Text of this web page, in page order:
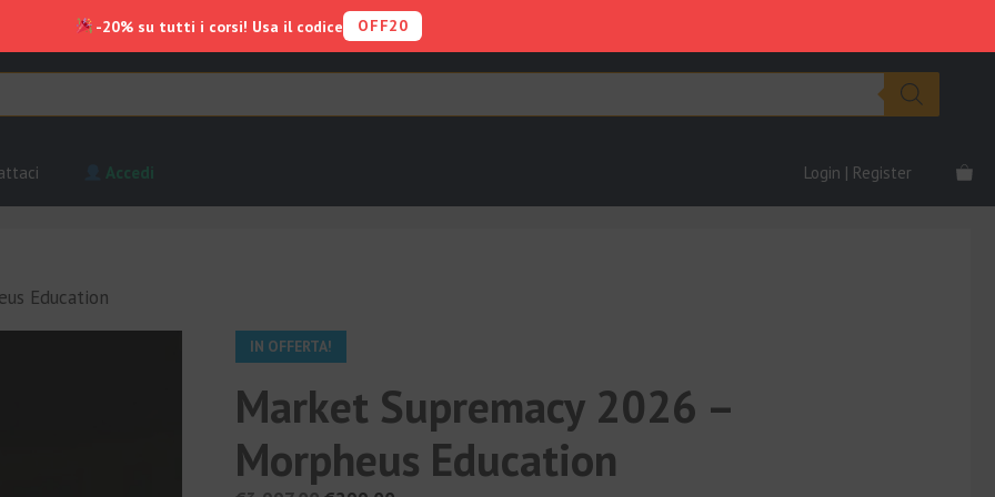
Accedi Login | Register
Education
IN OFFERTA!
Market Supremacy 2026 –
Morpheus Education
€3,997.00.€299.00.
Education
-20% su tutti i corsi! Usa il codice OFF20